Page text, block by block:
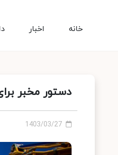
اخبار خانه
دستور مخبر
1403/03/27